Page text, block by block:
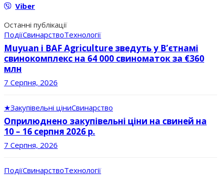
Viber
Останні публікації
ПодіїСвинарствоТехнології
Muyuan і BAF Agriculture зведуть у В’єтнамі
свинокомплекс на 64 000 свиноматок за €360
млн
7 Серпня, 2026
★Закупівельні ціниСвинарство
Оприлюднено закупівельні ціни на свиней на
10 – 16 серпня 2026 р.
7 Серпня, 2026
ПодіїСвинарствоТехнології